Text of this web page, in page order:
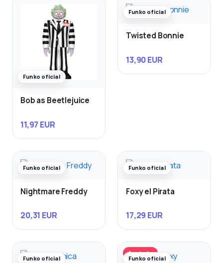
Funko oficial
Bob as Beetlejuice
11,97 EUR
Funko oficial
Twisted Bonnie
13,90 EUR
Funko oficial
Nightmare Freddy
20,31 EUR
Funko oficial
Foxy el Pirata
17,29 EUR
Funko oficial
Agotado
Funko oficial